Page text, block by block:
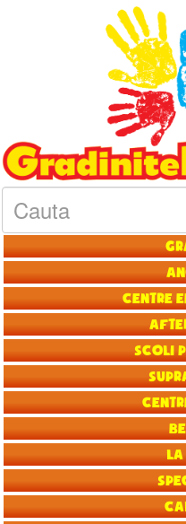
Centre
Scoli